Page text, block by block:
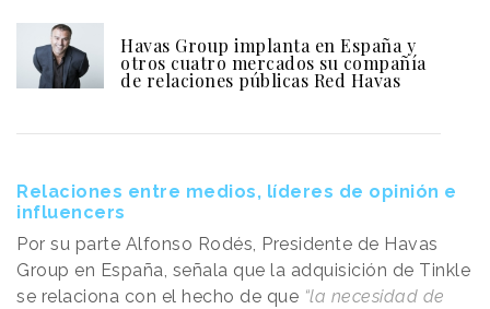
Havas Group implanta en España y
otros cuatro mercados su compañía
de relaciones públicas Red Havas
Relaciones entre medios, líderes de opinión e
influencers
Por su parte Alfonso Rodés, Presidente de Havas
Group en España, señala que la adquisición de Tinkle
se relaciona con el hecho de que “la necesidad de